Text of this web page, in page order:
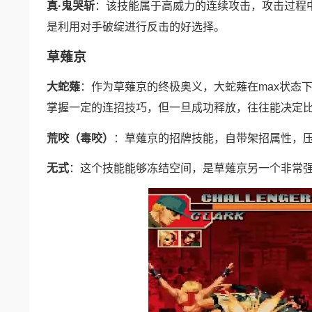
真·鬼哭斩：该技能属于高威力的连续攻击，攻击过
是利用对手破绽进行反击的好选择。
草薙京
大蛇薙：作为草薙京的终极奥义，大蛇薙在max状态
掌握一定的连招技巧，但一旦成功释放，往往能决定
荒咬（毒咬） ：草薙京的招牌技能，自带架招属性，
无式：这个技能能够冻结空间，是草薙京另一个非常